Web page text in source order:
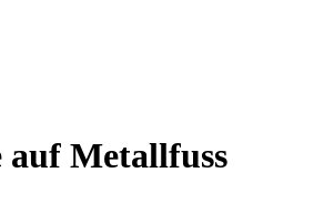
Metallfuss